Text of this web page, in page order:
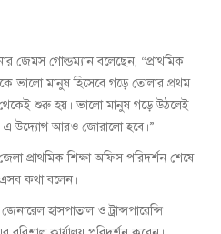
জেমস গোল্ডম্যান বলেছেন, “প্রাথমিক
ভালো মানুষ হিসেবে গড়ে তোলার প্রথম
শুরু হয়। ভালো মানুষ গড়ে উঠলেই
এ উদ্যোগ আরও জোরালো হবে।”
প্রাথমিক শিক্ষা অফিস পরিদর্শন শেষে
এসব কথা বলেন।
হাসপাতাল ও ট্রান্সপারেন্সি